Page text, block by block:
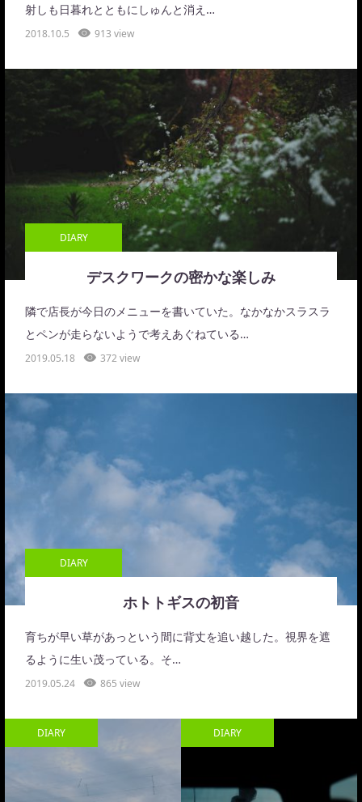
射しも日暮れとともにしゅんと消え…
2018.10.5 913 view
DIARY
デスクワークの密かな楽しみ
隣で店長が今日のメニューを書いていた。なかなかスラスラ
とペンが走らないようで考えあぐねている…
2019.05.18 372 view
DIARY
ホトトギスの初音
育ちが早い草があっという間に背丈を追い越した。視界を遮
るように生い茂っている。そ…
2019.05.24 865 view
DIARY DIARY